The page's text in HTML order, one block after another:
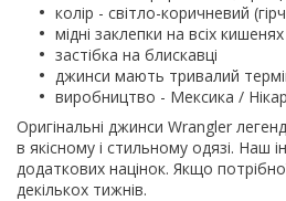
колір - світло-коричневий
мідні заклепки на всіх кишенях
застібка на блискавці
джинси мають тривалий
виробництво - Мексика /
Оригінальні джинси Wrangler
в якісному і стильному одязі. Наш
додаткових націнок. Якщо
декількох тижнів.